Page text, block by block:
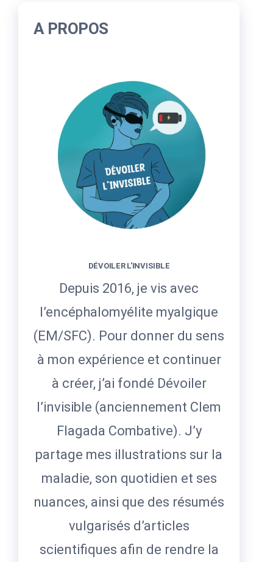
A PROPOS
DÉVOILER L'INVISIBLE
Depuis 2016, je vis avec
l’encéphalomyélite myalgique
(EM/SFC). Pour donner du sens
à mon expérience et continuer
à créer, j’ai fondé Dévoiler
l’invisible (anciennement Clem
Flagada Combative). J’y
partage mes illustrations sur la
maladie, son quotidien et ses
nuances, ainsi que des résumés
vulgarisés d’articles
scientifiques afin de rendre la